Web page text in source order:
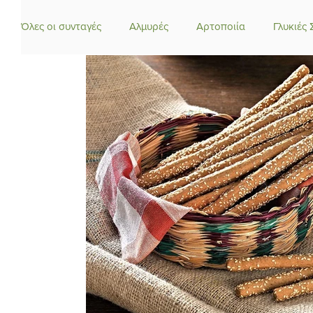
Όλες οι συνταγές Αλμυρές Αρτοποιία Γλυκιές
Έτοιμα μείγματα Κέικ-Τάρτες Κεράσματα
Μαροκινές Συνταγές Συνταγές για Μείγμα Κέικ
Νηστίσιμες - Vegan Οδηγίες Συμβουλές
Σιροπιαστά Σοκολατάκια
Θεωρία - Τεχνικές Φυσικό προζύμι